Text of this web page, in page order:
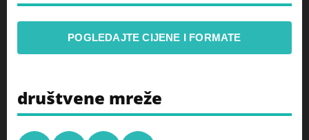
POGLEDAJTE CIJENE I FORMATE
društvene mreže